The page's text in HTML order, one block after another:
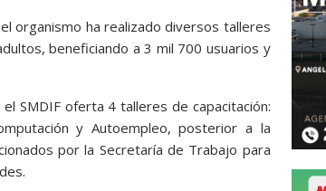
organismo ha realizado diversos talleres
beneficiando a 3 mil 700 usuarios y
SMDIF oferta 4 talleres de capacitación:
y Autoempleo, posterior a la
por la Secretaría de Trabajo para